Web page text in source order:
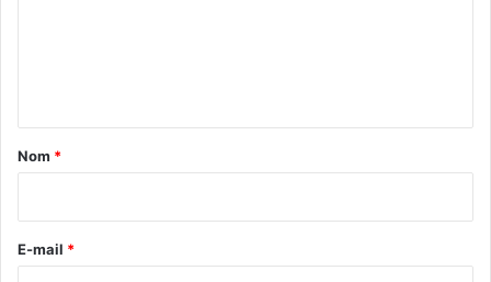
a
e
Nom *
E-mail *